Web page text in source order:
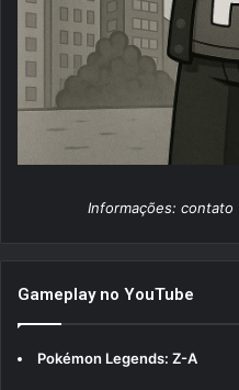
Informações:
Gameplay no YouTube
Pokémon Legends: Z-A